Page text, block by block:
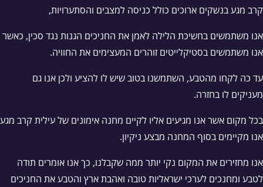
קרב מגע בנשקים ארוכים כולל כניסה למצבים והסתערויות,
אנו משתמשים בחשיכת הלילה לאמן את החניכים הגנות נגד סכין, כאשר
אנו משתמשים בסטיקלייטים זוהרים המעצימים את החוויה.
עד כה לקחו מהטבע, השתמשנו בטוב שיש לו להציע ולכן אנו גם
מעניקים לו בחזרה.
בכל מקום אשר אנו מגיעים אליו לקיים מחנה אימונים של עילית קרב מגע
אנו מקיימים בסוף המחנה מבצע ניקיון.
אנו מחזירים את המקום נקי יותר ממה שקבלנו, כך אנו אומרים תודה
לטבע ומחנכים לערכי ישראליות טובה ואהבת ארץ והטבע את החניכים